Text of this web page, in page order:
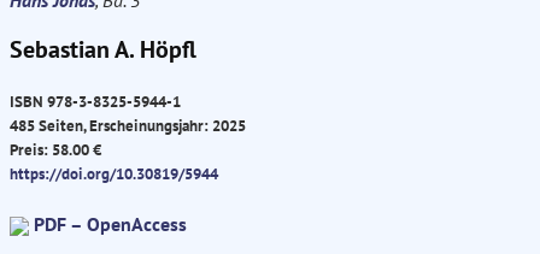
Sebastian A. Höpfl
ISBN 978-3-8325-5944-1
485 Seiten, Erscheinungsjahr: 2025
Preis: 58.00 €
https://doi.org/10.30819/5944
PDF – OpenAccess